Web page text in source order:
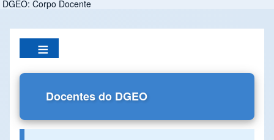
DGEO: Corpo Docente
Docentes do DGEO